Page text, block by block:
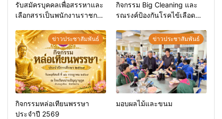
รับสมัครบุคคลเพื่อสรรหาและ
เลือกสรรเป็นพนักงานราชการ
กิจกรรม Big Cleaning และ
รณรงค์ป้องกันโรคไข้เลือด
ข่าวประชาสัมพันธ์
กิจกรรมหล่อเทียนพรรษา
ประจำปี 2569
ข่าวประชาสัมพันธ์
มอบผลไม้และขนม